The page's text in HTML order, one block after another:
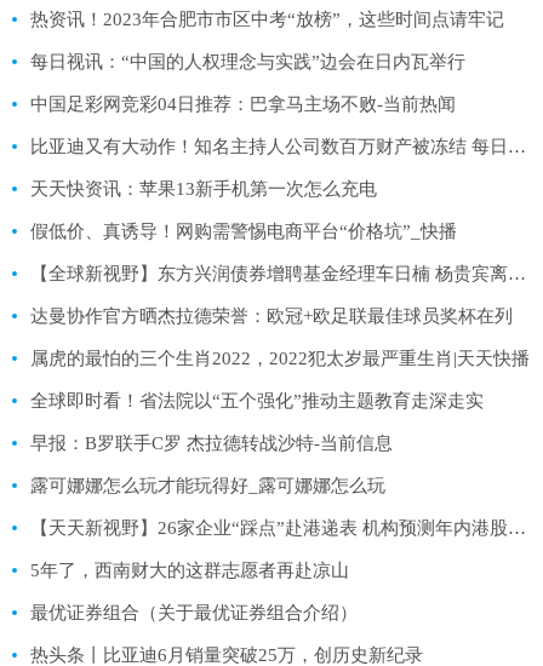
热资讯！2023年合肥市市区中考“放榜”，这些时间点请牢记
每日视讯：“中国的人权理念与实践”边会在日内瓦举行
中国足彩网竞彩04日推荐：巴拿马主场不败-当前热闻
比亚迪又有大动作！知名主持人公司数百万财产被冻结 每日头条
天天快资讯：苹果13新手机第一次怎么充电
假低价、真诱导！网购需警惕电商平台“价格坑”_快播
【全球新视野】东方兴润债券增聘基金经理车日楠 杨贵宾离任-基金频道-和讯网
达曼协作官方晒杰拉德荣誉：欧冠+欧足联最佳球员奖杯在列
属虎的最怕的三个生肖2022，2022犯太岁最严重生肖|天天快播
全球即时看！省法院以“五个强化”推动主题教育走深走实
早报：B罗联手C罗 杰拉德转战沙特-当前信息
露可娜娜怎么玩才能玩得好_露可娜娜怎么玩
【天天新视野】26家企业“踩点”赴港递表 机构预测年内港股新股数量将破百
5年了，西南财大的这群志愿者再赴凉山
最优证券组合（关于最优证券组合介绍）
热头条丨比亚迪6月销量突破25万，创历史新纪录